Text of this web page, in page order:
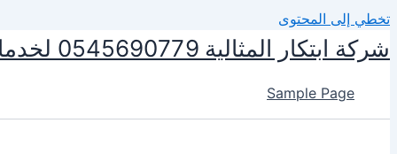
تخطي إلى المحتوى
شركة ابتكار المثالية 0545690779 لخدمات التنظيف ومكافحة الحشرات
Sample Page